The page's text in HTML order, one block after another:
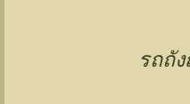
รถถั